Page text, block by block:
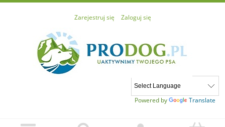
Zarejestruj się Zaloguj się
Powered by Translate